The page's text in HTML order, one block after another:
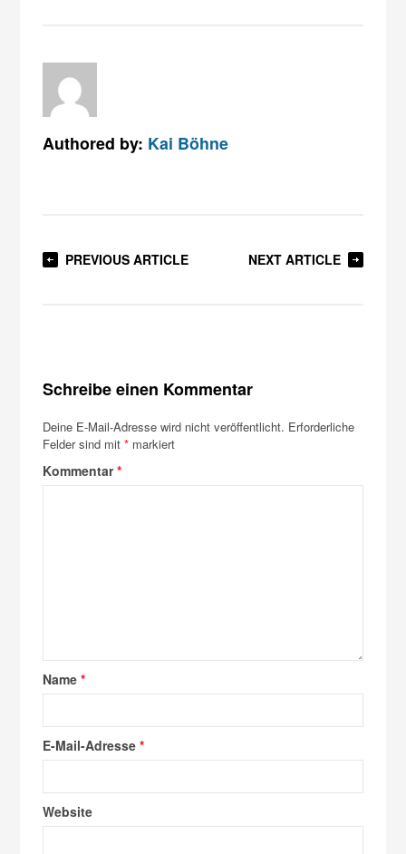
Authored by: Kai Böhne
PREVIOUS ARTICLE NEXT ARTICLE
Schreibe einen Kommentar
Deine E-Mail-Adresse wird nicht veröffentlicht. Erforderliche
Felder sind mit* markiert
Kommentar*
Name*
E-Mail-Adresse*
Website